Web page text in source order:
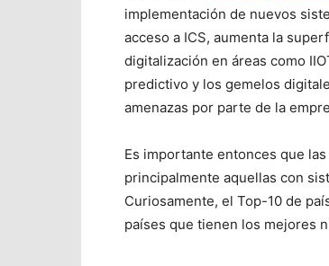
implementación de nuevos
acceso a ICS, aumenta la
digitalización en áreas como
predictivo y los gemelos
amenazas por parte de la
Es importante entonces que
principalmente aquellas con
Curiosamente, el Top-10 de
países que tienen los mejores